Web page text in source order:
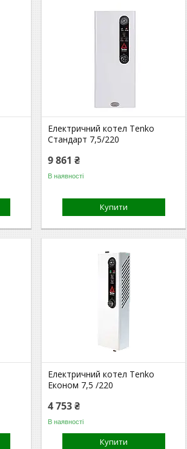
Електричний котел Tenko
Стандарт 7,5/220
9 861 ₴
В наявності
Купити
Електричний котел Tenko
Економ 7,5 /220
4 753 ₴
В наявності
Купити